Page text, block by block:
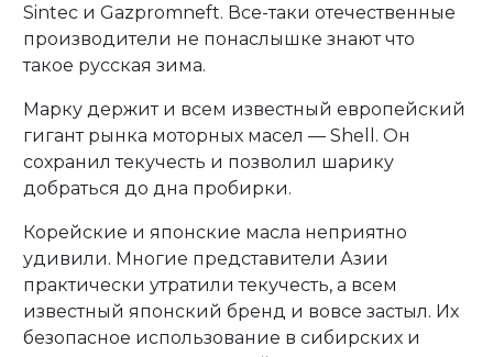
Sintec и Gazpromneft. Все-таки отечественные
производители не понаслышке знают что
такое русская зима.
Марку держит и всем известный европейский
гигант рынка моторных масел — Shell. Он
сохранил текучесть и позволил шарику
добраться до дна пробирки.
Корейские и японские масла неприятно
удивили. Многие представители Азии
практически утратили текучесть, а всем
известный японский бренд и вовсе застыл. Их
безопасное использование в сибирских и